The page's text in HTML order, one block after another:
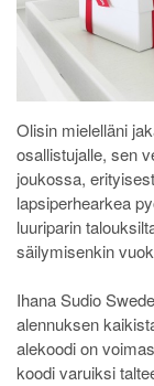
Olisin mielelläni
osallistujalle, sen
joukossa,
lapsiperhearkea
luuriparin
säilymisenkin
Ihana Sudio
alennuksen
alekoodi on
koodi varuiksi